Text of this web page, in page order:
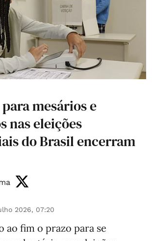
mesários e
nas eleições
do Brasil encerram
2026, 07:20
ao fim o prazo para se